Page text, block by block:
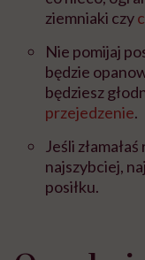
ziemniaki czy
Nie pomijaj
będzie
będziesz
przejedzenie.
Jeśli
najszybciej,
posiłku.